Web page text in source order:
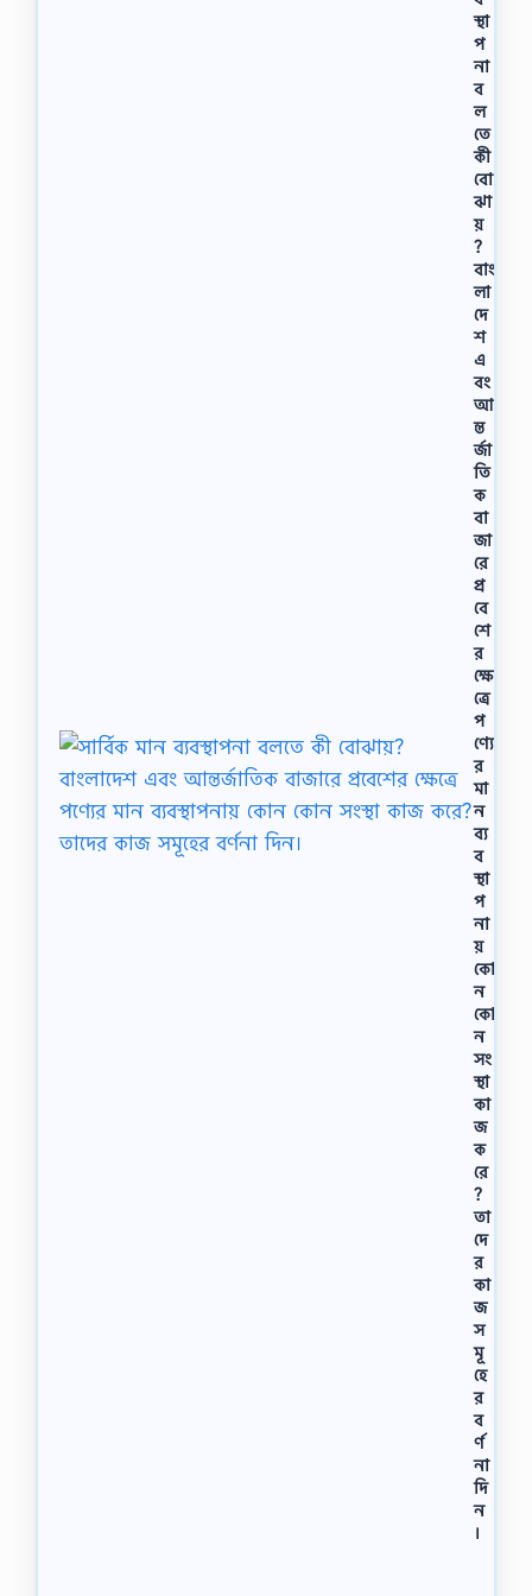
স্থা
প
না
ব
ল
তে
কী
বাে
ঝা
য়
?
বাং
লা
দে
শ
এ
বং
আ
ন্ত
র্জা
তি
ক
বা
জা
রে
প্র
বে
শে
র
ক্ষে
ত্রে
প
ণ্যে
র
মা
ন
ব্য
ব
স্থা
প
না
য়
কো
ন
কো
ন
সং
স্থা
কা
জ
ক
রে
?
তা
দে
র
কা
জ
স
মূ
হে
র
ব
র্ণ
না
দি
ন
।